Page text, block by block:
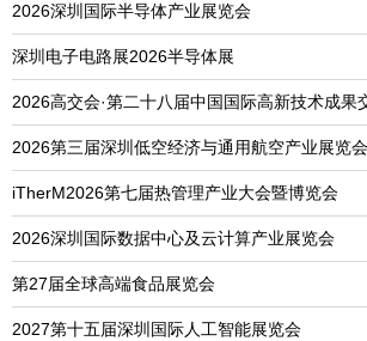
2026深圳国际半导体产业展览会
深圳电子电路展2026半导体展
2026高交会·第二十八届中国国际高新技术成果
2026第三届深圳低空经济与通用航空产业展览会
iTherM2026第七届热管理产业大会暨博览会
2026深圳国际数据中心及云计算产业展览会
第27届全球高端食品展览会
2027第十五届深圳国际人工智能展览会